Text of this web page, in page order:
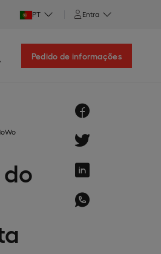
PT Entra
Pedido de informações